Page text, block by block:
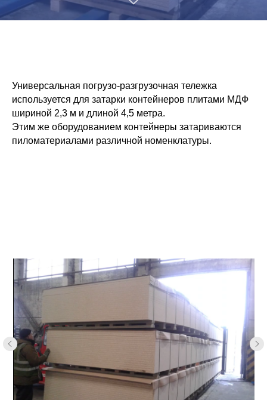
Универсальная погрузо-разгрузочная тележка
используется для затарки контейнеров плитами МДФ
шириной 2,3 м и длиной 4,5 метра.
Этим же оборудованием контейнеры затариваются
пиломатериалами различной номенклатуры.